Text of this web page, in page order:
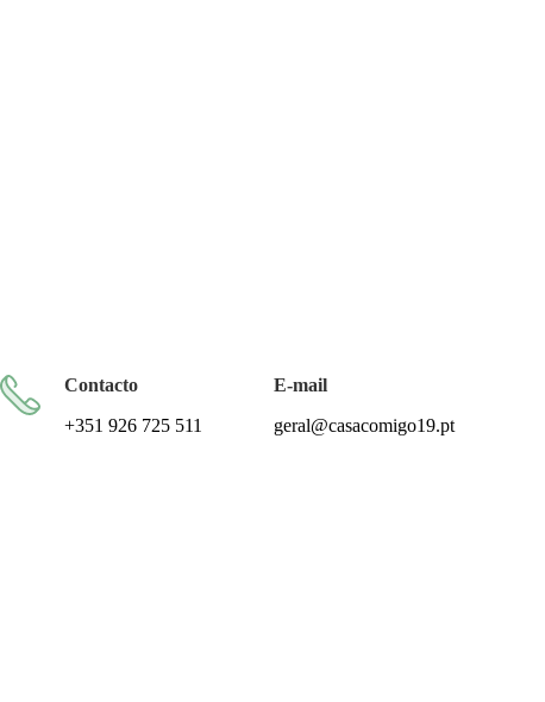
Contacto
+351 926 725 511
E-mail
geral@casacomigo19.pt